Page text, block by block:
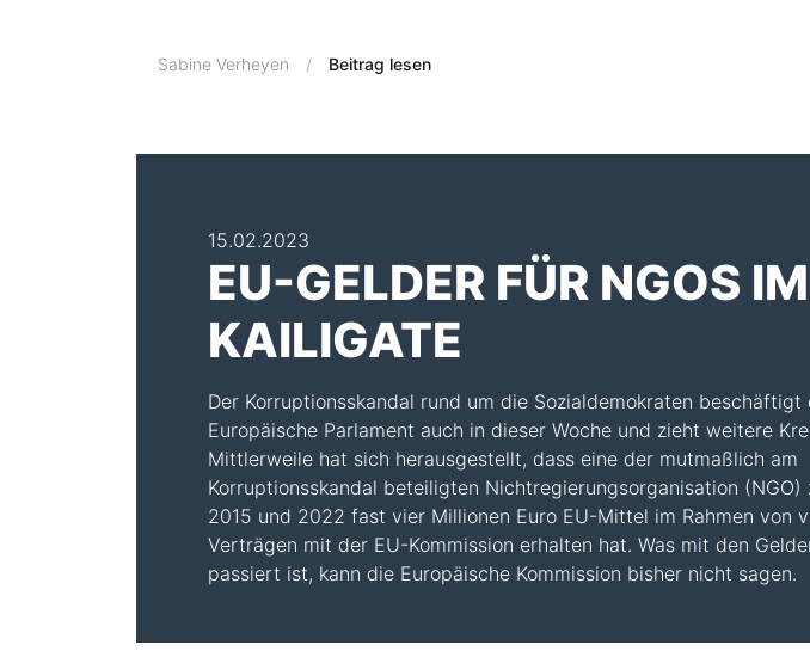
Sabine Verheyen Beitrag lesen
15.02.2023
EU-GELDER FÜR NGOS IM
KAILIGATE
Der Korruptionsskandal rund um die Sozialdemokraten beschäftigt
Europäische Parlament auch in dieser Woche und zieht weitere
Mittlerweile hat sich herausgestellt, dass eine der mutmaßlich am
Korruptionsskandal beteiligten Nichtregierungsorganisation (NGO)
2015 und 2022 fast vier Millionen Euro EU-Mittel im Rahmen von
Verträgen mit der EU-Kommission erhalten hat. Was mit den
passiert ist, kann die Europäische Kommission bisher nicht sagen.